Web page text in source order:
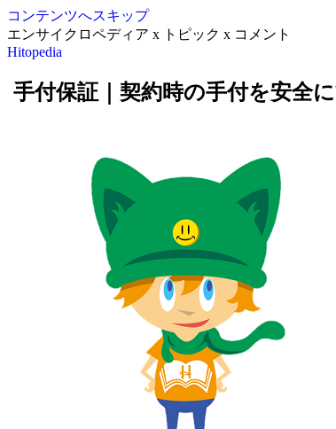
コンテンツへスキップ
エンサイクロペディア x トピック x コメント
Hitopedia
手付保証｜契約時の手付を安全